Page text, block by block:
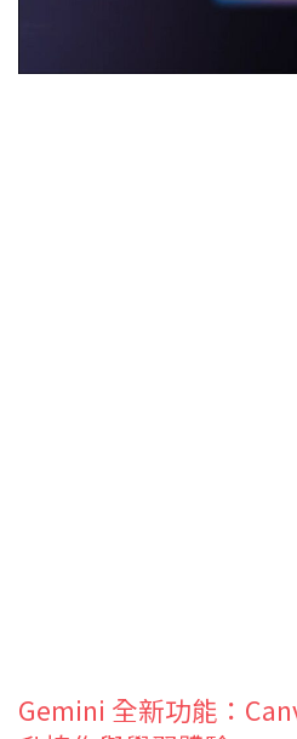
Gemini 全新功能：